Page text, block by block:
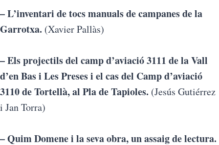
– L’inventari de tocs manuals de campanes de la
Garrotxa. (Xavier Pallàs)
– Els projectils del camp d’aviació 3111 de la Vall
d’en Bas i Les Preses i el cas del Camp d’aviació
3110 de Tortellà, al Pla de Tapioles. (Jesús Gutiérrez
i Jan Torra)
– Quim Domene i la seva obra, un assaig de lectura.